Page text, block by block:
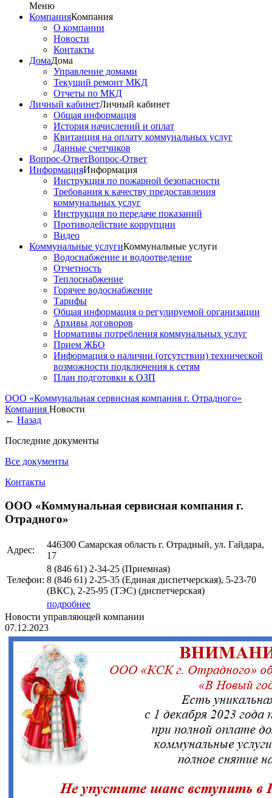
Меню
КомпанияКомпания
О компании
Новости
Контакты
ДомаДома
Управление домами
Текущий ремонт МКД
Отчеты по МКД
Личный кабинетЛичный кабинет
Общая информация
История начислений и оплат
Квитанция на оплату коммунальных услуг
Данные счетчиков
Вопрос-ОтветВопрос-Ответ
ИнформацияИнформация
Инструкция по пожарной безопасности
Требования к качеству предоставления
коммунальных услуг
Инструкция по передаче показаний
Противодействие коррупции
Видео
Коммунальные услугиКоммунальные услуги
Водоснабжение и водоотведение
Отчетность
Теплоснабжение
Горячее водоснабжение
Тарифы
Общая информация о регулируемой организации
Архивы договоров
Нормативы потребления коммунальных услуг
Прием ЖБО
Информация о наличии (отсутствии) технической
возможности подключения к сетям
План подготовки к ОЗП
ООО «Коммунальная сервисная компания г. Отрадного»
Компания Новости
← Назад
Последние документы
Все документы
Контакты
ООО «Коммунальная сервисная компания г.
Отрадного»
Адрес:
446300 Самарская область г. Отрадный, ул. Гайдара,
17
Телефон:
8 (846 61) 2-34-25 (Приемная)
8 (846 61) 2-25-35 (Единая диспетчерская), 5-23-70
(ВКС), 2-25-95 (ТЭС) (диспетчерская)
подробнее
Новости управляющей компании
07.12.2023